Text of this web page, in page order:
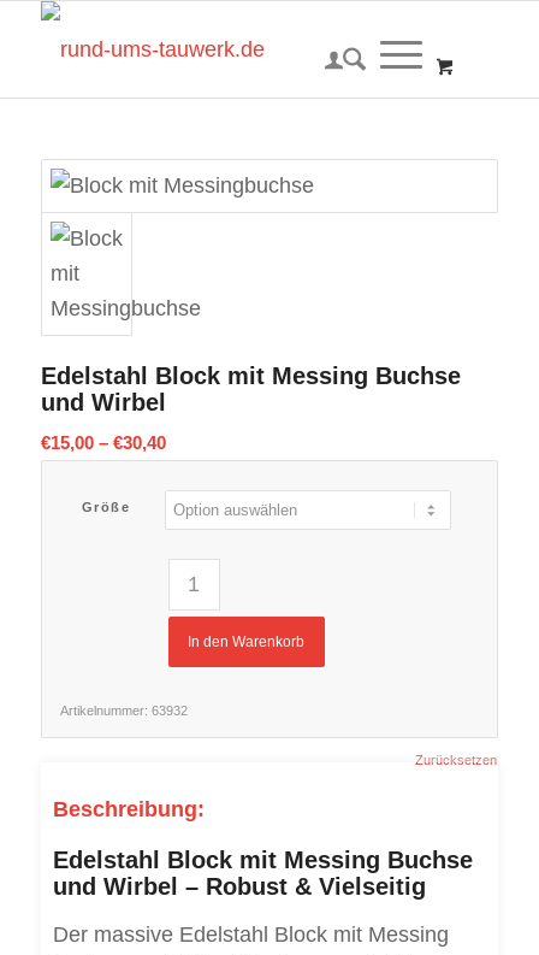
Edelstahl Block mit Messing Buchse
und Wirbel
€15,00– €30,40
Größe
Zurücksetzen
In den Warenkorb
Artikelnummer: 63932
Beschreibung:
Edelstahl Block mit Messing Buchse
und Wirbel – Robust & Vielseitig
Der massive Edelstahl Block mit Messing